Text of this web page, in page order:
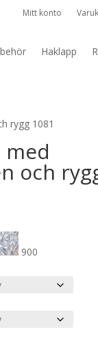
Mitt konto
Haklapp
rygg 1081
och
900